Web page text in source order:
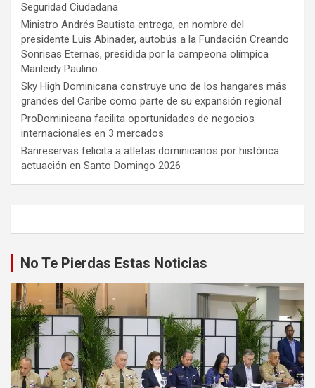
Seguridad Ciudadana
Ministro Andrés Bautista entrega, en nombre del
presidente Luis Abinader, autobús a la Fundación Creando
Sonrisas Eternas, presidida por la campeona olímpica
Marileidy Paulino
Sky High Dominicana construye uno de los hangares más
grandes del Caribe como parte de su expansión regional
ProDominicana facilita oportunidades de negocios
internacionales en 3 mercados
Banreservas felicita a atletas dominicanos por histórica
actuación en Santo Domingo 2026
No Te Pierdas Estas Noticias